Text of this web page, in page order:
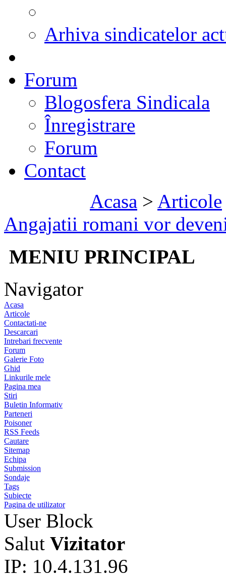
Arhiva sindicatelor
Forum
Blogosfera Sindicala
Înregistrare
Forum
Contact
Acasa > Articole
Angajatii romani vor
MENIU PRINCIPAL
Navigator
Acasa
Articole
Contactati-ne
Descarcari
Intrebari frecvente
Forum
Galerie Foto
Ghid
Linkurile mele
Pagina mea
Stiri
Buletin Informativ
Parteneri
Poisoner
RSS Feeds
Cautare
Sitemap
Echipa
Submission
Sondaje
Tags
Subiecte
Pagina de utilizator
User Block
Salut Vizitator
IP: 10.4.131.96